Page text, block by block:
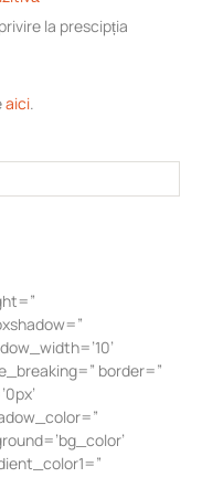
la prescipția
aici
border=”